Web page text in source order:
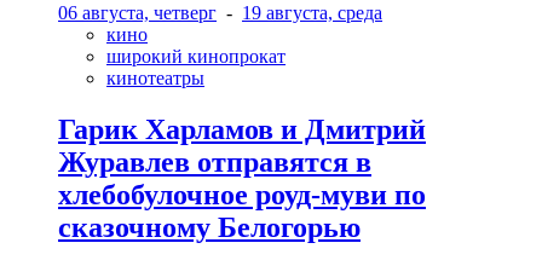
06 августа, четверг - 19 августа, среда
кино
широкий кинопрокат
кинотеатры
Гарик Харламов и Дмитрий
Журавлев отправятся в
хлебобулочное роуд-муви по
сказочному Белогорью